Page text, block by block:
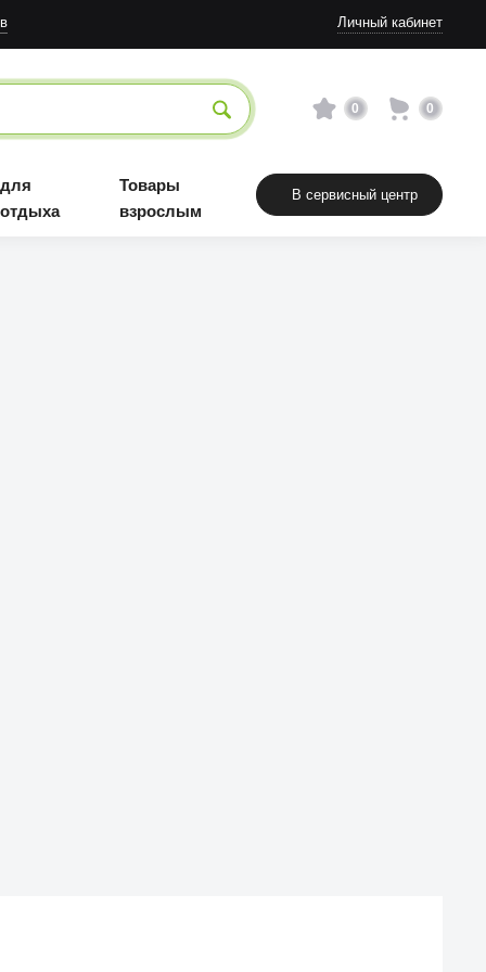
Личный кабинет
0 0
Товары
взрослым
В сервисный центр